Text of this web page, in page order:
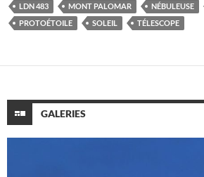
LDN 483
MONT PALOMAR NÉBULEUSE
PROTOÉTOILE
SOLEIL TÉLESCOPE
GALERIES